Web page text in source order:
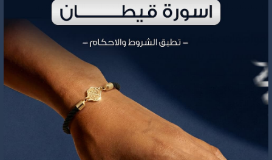
إحساسًا بالتميز ويُجسّد معنى الأناقة الخالدة التي لا تخضع لزمن.
مواصفات طقم جنزير ذهب عيار 21 وزن 26.11 جم
العيار:
الوزن: 26.11 جم
عدد القطع: 4
مقاس الخاتم: 7.5
طول الإسوارة: 20 سم